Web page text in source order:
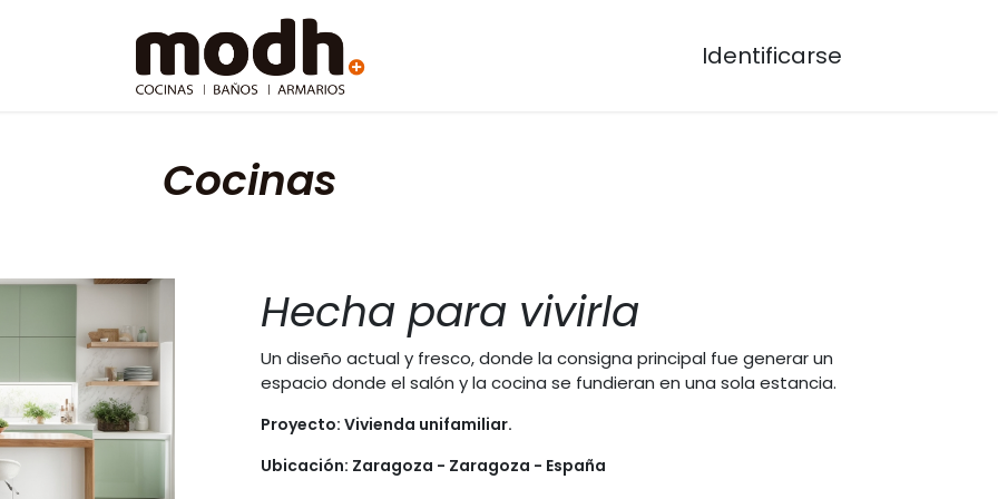
Identificarse
Cocinas​
Hecha para vivirla
Un diseño actual y fresco, donde la consigna principal fue generar un
espacio donde el salón y la cocina se fundieran en una sola estancia.
Proyecto: Vivienda unifamiliar.
Ubicación: Zaragoza - Zaragoza - España